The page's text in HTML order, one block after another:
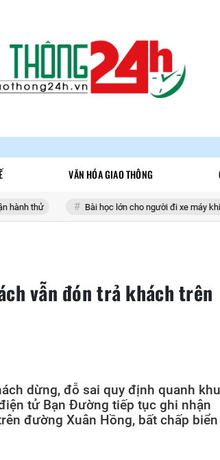
VĂN HÓA GIAO THÔNG
Bài học lớn cho người đi xe máy khi tham gia
vẫn đón trả khách trên
dừng, đỗ sai quy định quanh khu
tử Bạn Đường tiếp tục ghi nhận
đường Xuân Hồng, bất chấp biển